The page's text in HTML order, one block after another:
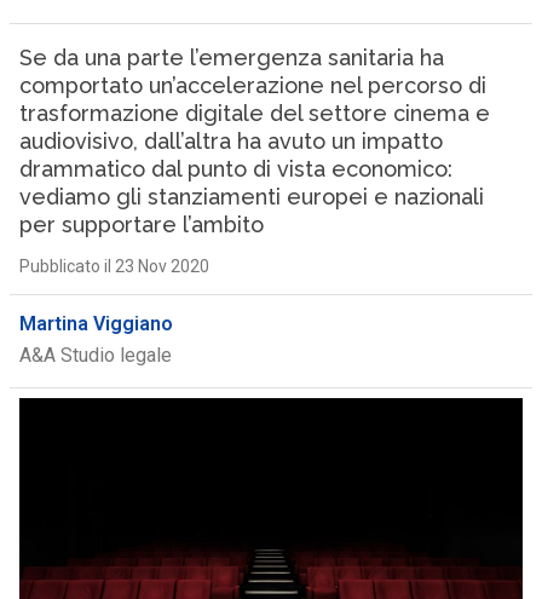
Se da una parte l’emergenza sanitaria ha
comportato un’accelerazione nel percorso di
trasformazione digitale del settore cinema e
audiovisivo, dall’altra ha avuto un impatto
drammatico dal punto di vista economico:
vediamo gli stanziamenti europei e nazionali
per supportare l’ambito
Pubblicato il 23 Nov 2020
Martina Viggiano
A&A Studio legale